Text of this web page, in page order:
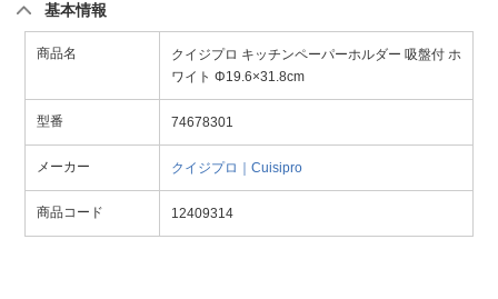
基本情報
商品名
クイジプロ キッチンペーパーホルダー 吸盤付 ホ
ワイト Φ19.6×31.8cm
型番 74678301
メーカー クイジプロ｜Cuisipro
商品コード 12409314